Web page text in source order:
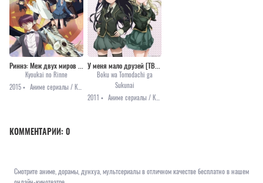
Риннэ: Меж двух миров [ТВ-1]
Kyoukai no Rinne
2015 •
Аниме сериалы / Комедия / Приключения / Романтика / Сёнэн / Фэнтези
У меня мало друзей [ТВ-1]
Boku wa Tomodachi ga
Sukunai
2011 •
Аниме сериалы / Комедия / Повседневность / Этти
КОММЕНТАРИИ: 0
Смотрите аниме, дорамы, дунхуа, мультсериалы в отличном качестве бесплатно в нашем